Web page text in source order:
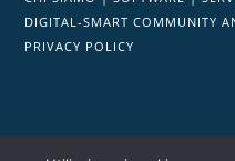
DIGITAL-SMART COMMUNITY
PRIVACY POLICY